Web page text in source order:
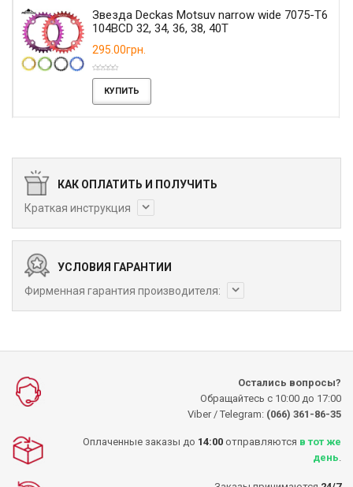
Звезда Deckas Motsuv narrow wide 7075-T6
104BCD 32, 34, 36, 38, 40T
295.00грн.
КУПИТЬ
КАК ОПЛАТИТЬ И ПОЛУЧИТЬ
Краткая инструкция
УСЛОВИЯ ГАРАНТИИ
Фирменная гарантия производителя:
Остались вопросы?
Обращайтесь с 10:00 до 17:00
Viber / Telegram: (066) 361-86-35
Оплаченные заказы до 14:00 отправляются в тот же
день